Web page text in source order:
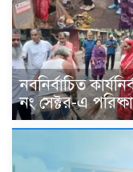
নবনির্বাচিত
নং সেক্টর-এ